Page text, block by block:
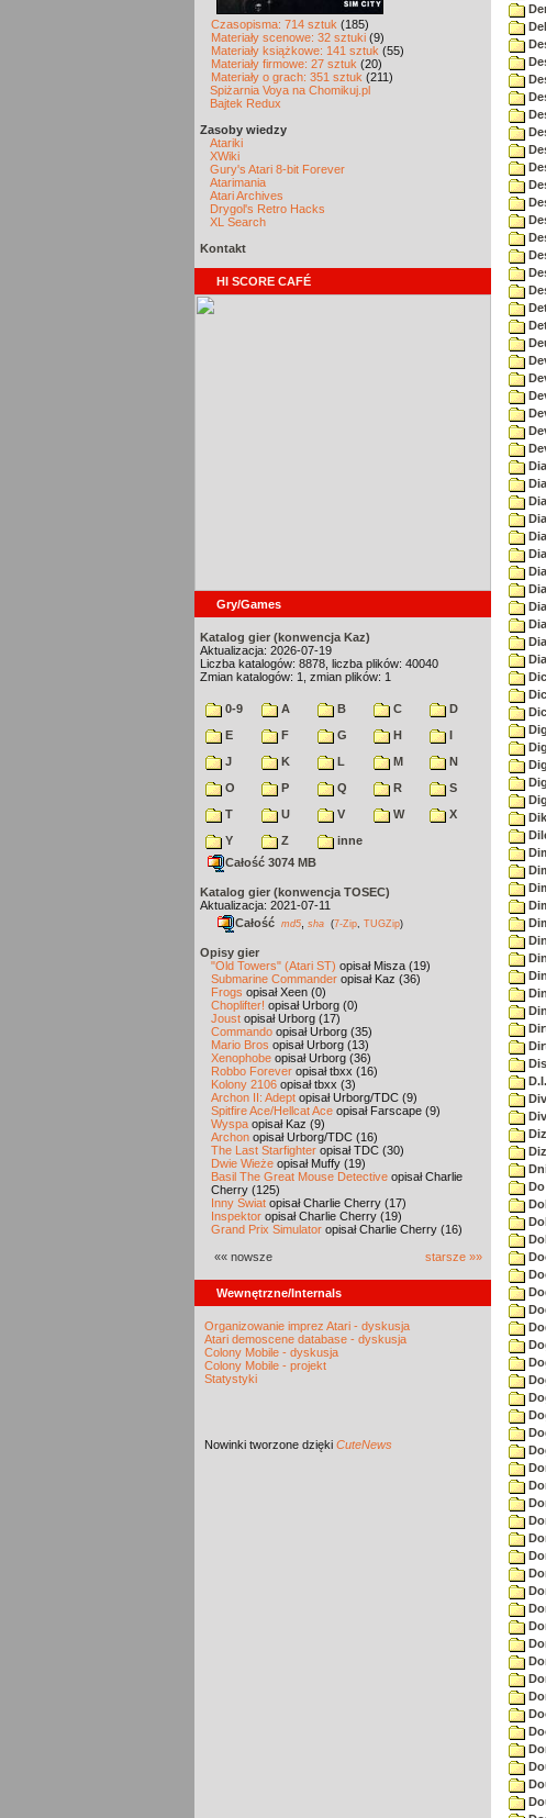
Czasopisma: 714 sztuk (185)
Materiały scenowe: 32 sztuki (9)
Materiały książkowe: 141 sztuk (55)
Materiały firmowe: 27 sztuk (20)
Materiały o grach: 351 sztuk (211)
Spiżarnia Voya na Chomikuj.pl
Bajtek Redux
Zasoby wiedzy
Atariki
XWiki
Gury's Atari 8-bit Forever
Atarimania
Atari Archives
Drygol's Retro Hacks
XL Search
Kontakt
HI SCORE CAFÉ
Gry/Games
Katalog gier (konwencja Kaz)
Aktualizacja: 2026-07-19
Liczba katalogów: 8878, liczba plików: 40040
Zmian katalogów: 1, zmian plików: 1
0-9 A B C
D
E
F G H
I
J
K L M
N
O
P Q R
S
T
U V W
X
Y
Z
inne
Całość 3074 MB
Katalog gier (konwencja TOSEC)
Aktualizacja: 2021-07-11
Całość md5 sha (7-Zip TUGZip)
Opisy gier
"Old Towers" (Atari ST) opisał Misza (19)
Submarine Commander opisał Kaz (36)
Frogs opisał Xeen (0)
Choplifter! opisał Urborg (0)
Joust opisał Urborg (17)
Commando opisał Urborg (35)
Mario Bros opisał Urborg (13)
Xenophobe opisał Urborg (36)
Robbo Forever opisał tbxx (16)
Kolony 2106 opisał tbxx (3)
Archon II: Adept opisał Urborg/TDC (9)
Spitfire Ace/Hellcat Ace opisał Farscape (9)
Wyspa opisał Kaz (9)
Archon opisał Urborg/TDC (16)
The Last Starfighter opisał TDC (30)
Dwie Wieże opisał Muffy (19)
Basil The Great Mouse Detective opisał Charlie
Cherry (125)
Inny Świat opisał Charlie Cherry (17)
Inspektor opisał Charlie Cherry (19)
Grand Prix Simulator opisał Charlie Cherry (16)
«« nowsze starsze »»
Wewnętrzne/Internals
Organizowanie imprez Atari - dyskusja
Atari demoscene database - dyskusja
Colony Mobile - dyskusja
Colony Mobile - projekt
Statystyki
Nowinki tworzone dzięki CuteNews